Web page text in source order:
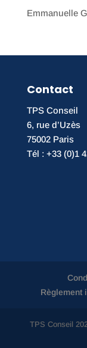
Emmanuelle
Contact
TPS Conseil
6, rue d’Uzès
75002 Paris
Tél : +33 (0)1
Règlement
TPS Conseil